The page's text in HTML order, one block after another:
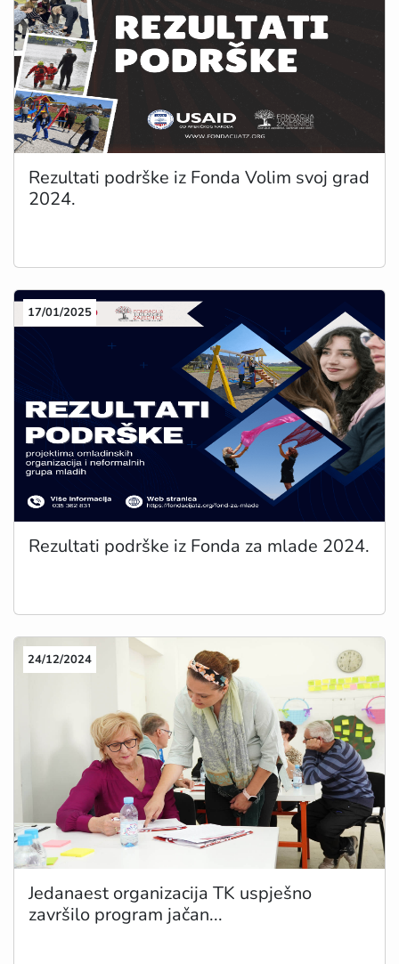
Rezultati podrške iz Fonda Volim svoj grad
2024.
17/01/2025
Rezultati podrške iz Fonda za mlade 2024.
24/12/2024
Jedanaest organizacija TK uspješno
završilo program jačan...